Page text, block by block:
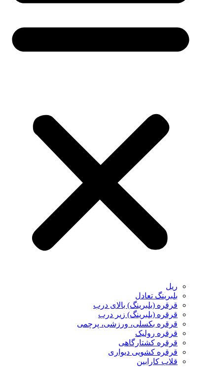
ریل
بلبرینگ تعادل
قرقره (بلبرینگ) بالای درب
قرقره (بلبرینگ) زیر درب
قرقره بکسلی، ورزشی، پرچمی
قرقره رولیک
قرقره کشتارگاهی
قرقره کشویی دیواری
قلاب کارابین